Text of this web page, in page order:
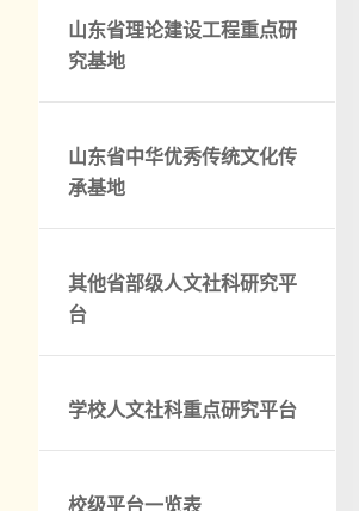
山东省理论建设工程重点研
究基地
山东省中华优秀传统文化传
承基地
其他省部级人文社科研究平
台
学校人文社科重点研究平台
校级平台一览表